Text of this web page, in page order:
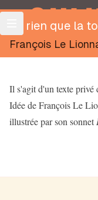
La rien que la
François Le
Il s'agit d'un texte privé
Idée de François Le
illustrée par son sonnet